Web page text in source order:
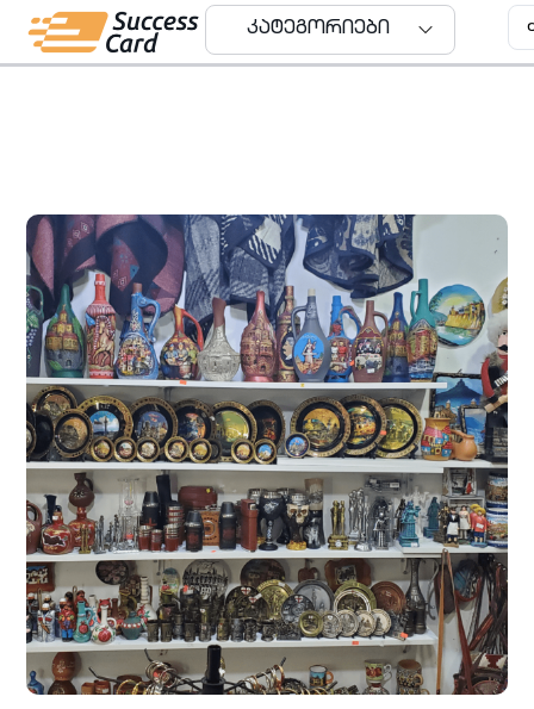
კატეგორიები